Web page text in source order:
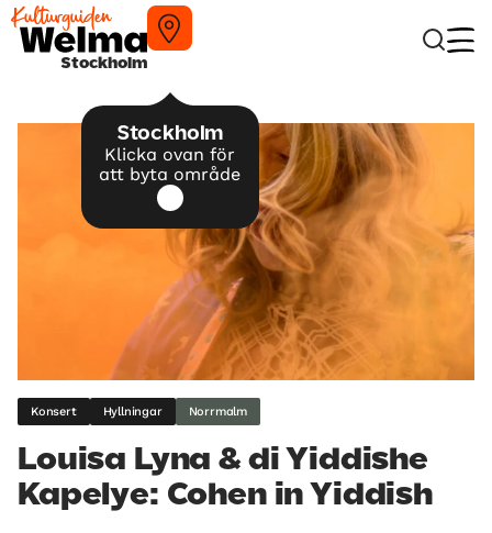
Stockholm
Stockholm
Klicka ovan för
att byta område
Konsert Hyllningar Norrmalm
Louisa Lyna & di Yiddishe
Kapelye: Cohen in Yiddish